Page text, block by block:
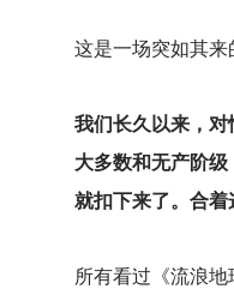
这是一场突如其来
我们长久以来，
大多数和无产阶
就扣下来了。合
所有看过《流浪